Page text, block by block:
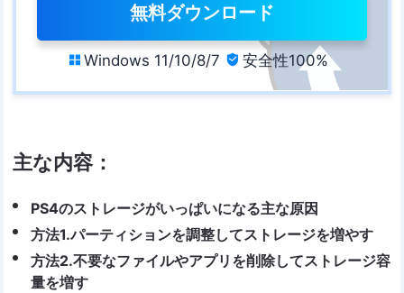
無料ダウンロード
 Windows 11/10/8/7  安全性100%
主な内容：
PS4のストレージがいっぱいになる主な原因
方法1.パーティションを調整してストレージを増やす
方法2.不要なファイルやアプリを削除してストレージ容
量を増す